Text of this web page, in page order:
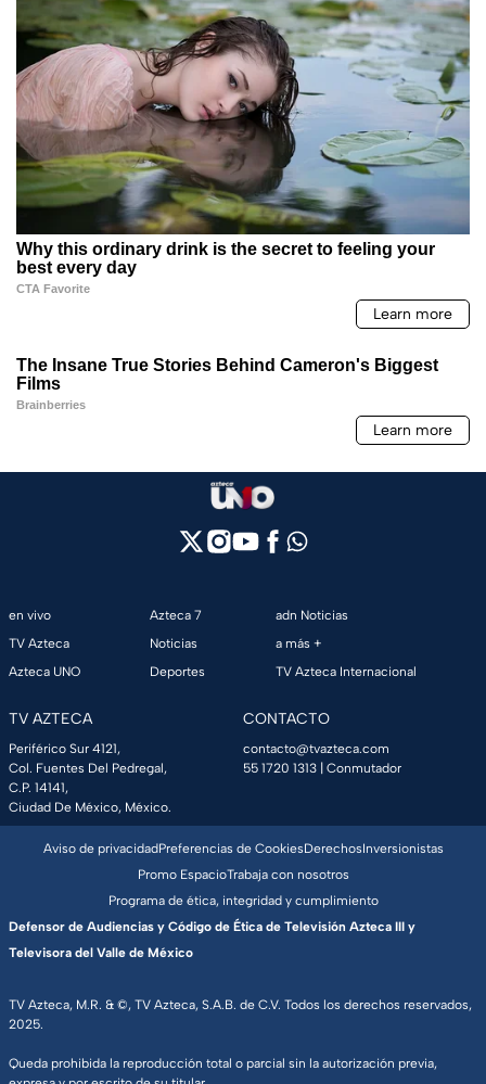
en vivo
TV Azteca
Azteca UNO
Azteca 7
Noticias
Deportes
adn Noticias
a más +
TV Azteca Internacional
TV AZTECA
Periférico Sur 4121,
Col. Fuentes Del Pedregal,
C.P. 14141,
Ciudad De México, México.
CONTACTO
contacto@tvazteca.com
55 1720 1313 | Conmutador
TV Azteca, M.R. & ©, TV Azteca, S.A.B. de C.V. Todos los derechos reservados,
2025.
Queda prohibida la reproducción total o parcial sin la autorización previa,
Aviso de privacidadPreferencias de CookiesDerechosInversionistas
Promo EspacioTrabaja con nosotros
Programa de ética, integridad y cumplimiento
Defensor de Audiencias y Código de Ética de Televisión Azteca III y
Televisora del Valle de México